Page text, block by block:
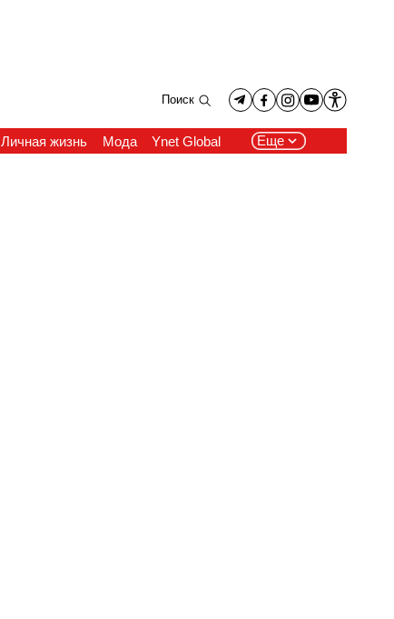
Поиск
Личная жизнь Мода Ynet Global Еще